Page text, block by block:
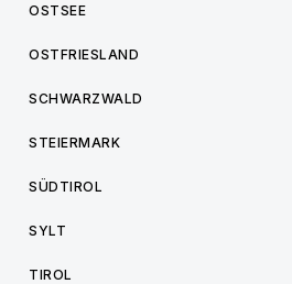
OSTSEE
OSTFRIESLAND
SCHWARZWALD
STEIERMARK
SÜDTIROL
SYLT
TIROL